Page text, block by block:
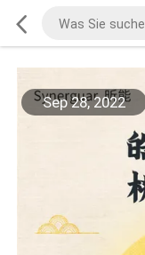
Sep 28, 2022